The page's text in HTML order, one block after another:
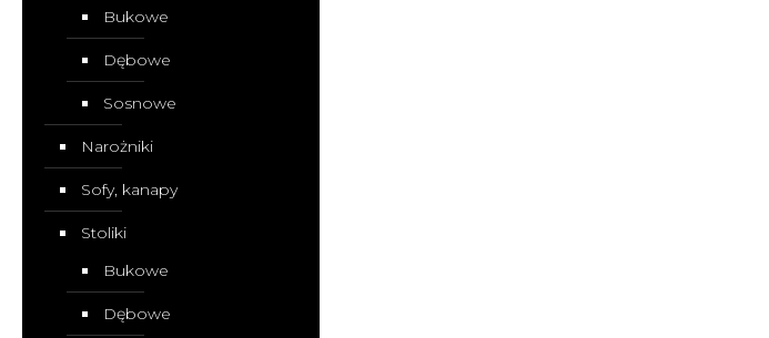
Bukowe
Dębowe
Sosnowe
Narożniki
Sofy, kanapy
Stoliki
Bukowe
Dębowe